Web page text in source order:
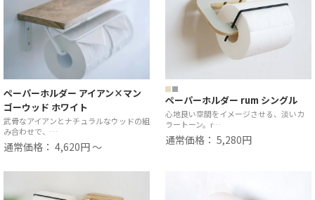
ペーパーホルダー アイアン×マン
ゴーウッド ホワイト
武骨なアイアンとナチュラルなウッドの組
み合わせで、…
通常価格： 4,620円 ～
ペーパーホルダー rum シングル
心地良い空間をイメージさせる、淡いカ
ラートーン。r…
通常価格： 5,280円